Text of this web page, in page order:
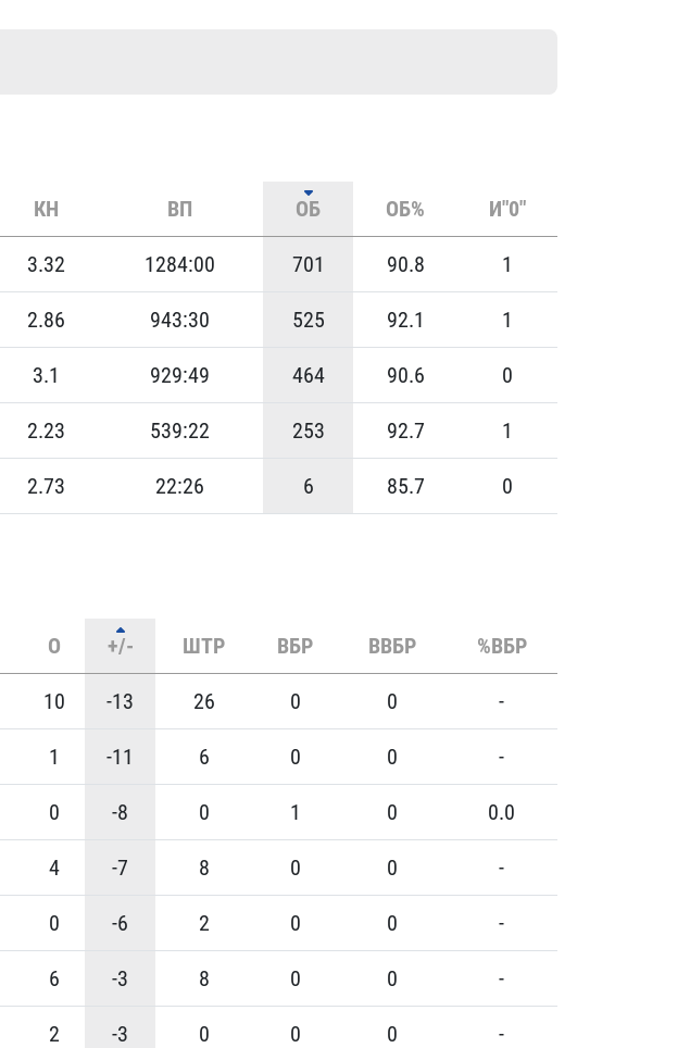
КН ВП ОБ ОБ% И"0"
3.32 1284:00 701 90.8 1
2.86 943:30 525 92.1 1
3.1 929:49 464 90.6 0
2.23 539:22 253 92.7 1
2.73 22:26 6 85.7 0
О +/- ШТР ВБР ВВБР %ВБР
10 -13 26 0 0 -
1 -11 6 0 0 -
0 -8 0 1 0 0.0
4 -7 8 0 0 -
0 -6 2 0 0 -
6 -3 8 0 0 -
2 -3 0 0 0 -